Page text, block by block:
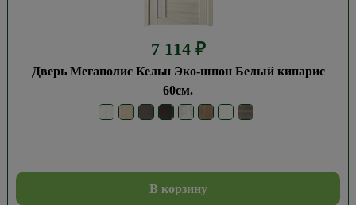
7 114 ₽
Дверь Мегаполис Кельн Эко-шпон Белый кипарис
60см.
В корзину